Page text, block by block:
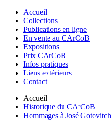
Accueil
Collections
Publications en ligne
En vente au CArCoB
Expositions
Prix CArCoB
Infos pratiques
Liens extérieurs
Contact
Accueil
Historique du CArCoB
Hommages à José Gotovitch